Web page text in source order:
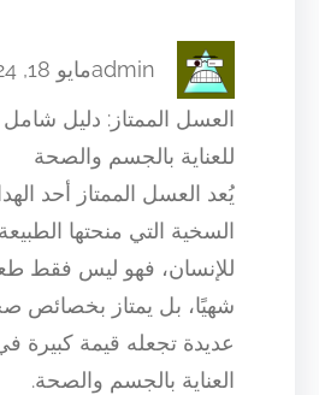
adminمايو 18, 2024
العسل الممتاز: دليل شامل
للعناية بالجسم والصحة
يُعد العسل الممتاز أحد
السخية التي منحتها الطبيعة
للإنسان، فهو ليس فقط
شهيًا، بل يمتاز بخصائص
عديدة تجعله قيمة كبيرة
العناية بالجسم والصحة.